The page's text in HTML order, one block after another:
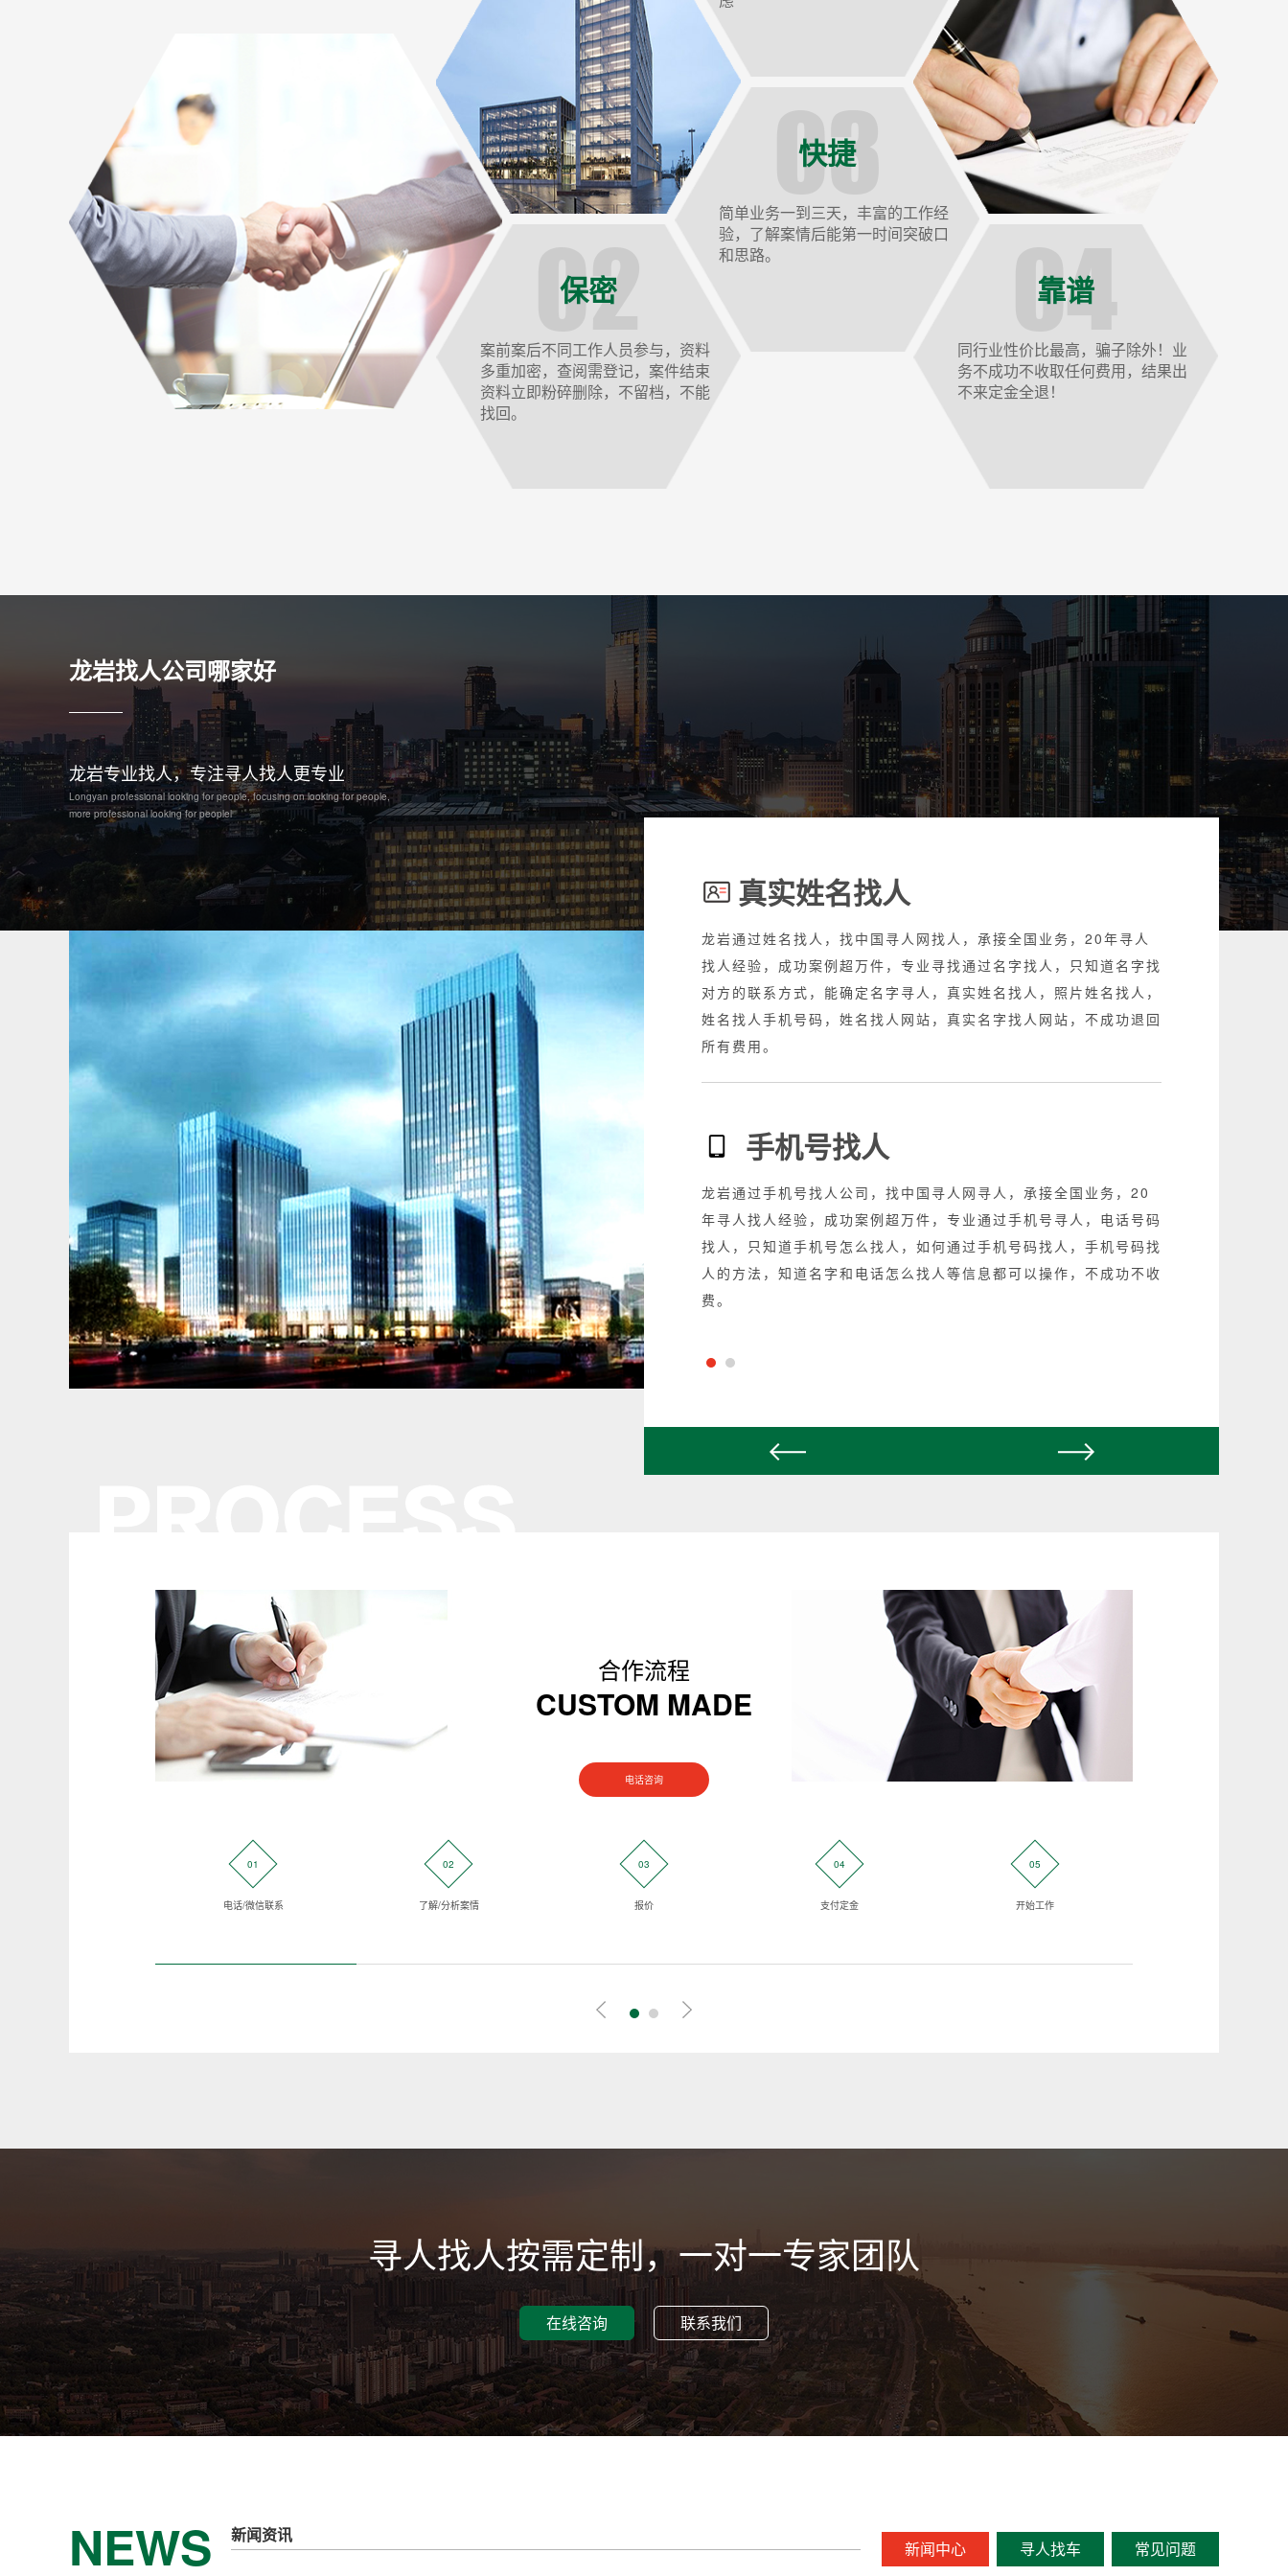
保密
案前案后不同工作人员参与，资料
多重加密，查阅需登记，案件结束
资料立即粉碎删除，不留档，不能
找回。
快捷
简单业务一到三天，丰富的工作经
验，了解案情后能第一时间突破口
和思路。
靠谱
同行业性价比最高，骗子除外！业
务不成功不收取任何费用，结果出
不来定金全退！
龙岩找人公司哪家好
龙岩专业找人，专注寻人找人更专业
Longyan professional looking for people, focusing on looking for people,
more professional looking for peoplel
车牌号找人
找人经验，成功案例超万件，专业找车平台，知道车牌寻人找车，车
丢了怎么找车最快，通过车找人信息，按揭车丢了怎么查，抵押车找
回，租车行车辆找回，车牌号找人怎么找人，专业找人车服务，找到
了给付费用，不成功不收费。
寻找老赖欠款人
龙岩专业找老赖公司，找中国寻人网找人，承接全国业务，20年寻
人找人经验，成功案例超万件，专业寻找老赖、网逃，失信人，故意
失踪，债务人，欠钱失踪的，故意躲藏起来的，只需要身份证号码就
能找到人，找到了给付费用，不成功不收取任何费用
真实姓名找人
龙岩通过姓名找人，找中国寻人网找人，承接全国业务，20年寻人
找人经验，成功案例超万件，专业寻找通过名字找人，只知道名字找
对方的联系方式，能确定名字寻人，真实姓名找人，照片姓名找人，
姓名找人手机号码，姓名找人网站，真实名字找人网站，不成功退回
所有费用。
手机号找人
龙岩通过手机号找人公司，找中国寻人网寻人，承接全国业务，20
年寻人找人经验，成功案例超万件，专业通过手机号寻人，电话号码
找人，只知道手机号怎么找人，如何通过手机号码找人，手机号码找
人的方法，知道名字和电话怎么找人等信息都可以操作，不成功不收
费。
合作流程
CUSTOM MADE
电话咨询
01
电话/微信联系
02
了解/分析案情
03
报价
04
支付定金
05
开始工作
寻人找人按需定制，一对一专家团队
在线咨询 联系我们
NEWS 新闻资讯
新闻中心 寻人找车 常见问题